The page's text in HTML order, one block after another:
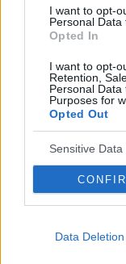
I want to opt-
Personal Data
Opted In
I want to opt-
Retention,
Personal
Purposes for
Opted Out
Sensitive
Data Deletion
Reklama: